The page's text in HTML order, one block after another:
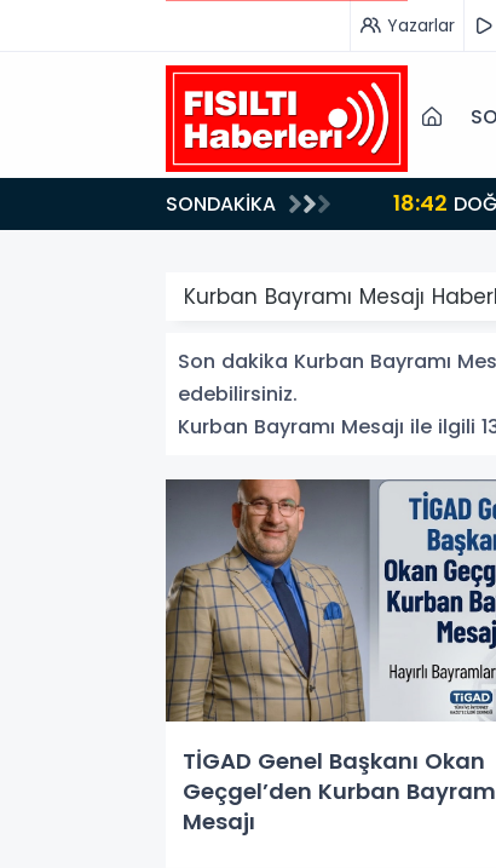
Yazarlar
SONDAKİKA 18:42
Kurban Bayramı Mesajı
Son dakika Kurban Bayramı
edebilirsiniz.
Kurban Bayramı Mesajı ile ilgili
TİGAD Genel Başkanı Okan
Geçgel’den Kurban
Mesajı